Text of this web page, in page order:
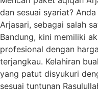
dan sesuai syariat?
Arjasari, sebagai salah
Bandung, kini memiliki
profesional dengan
terjangkau. Kelahiran
yang patut disyukuri
sesuai tuntunan